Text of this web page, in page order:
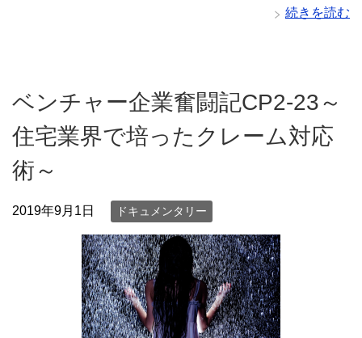
続きを読む
ベンチャー企業奮闘記CP2-23～
住宅業界で培ったクレーム対応
術～
2019年9月1日 ドキュメンタリー